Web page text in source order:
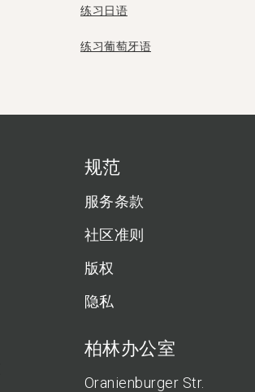
练习日语
练习葡萄牙语
规范
服务条款
社区准则
版权
隐私
柏林办公室
Oranienburger Str.